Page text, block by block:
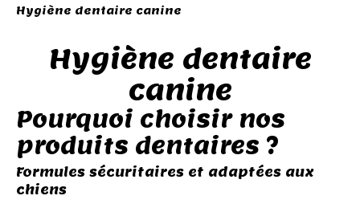
Hygiène dentaire canine
Hygiène dentaire
canine
Pourquoi choisir nos
produits dentaires ?
Formules sécuritaires et adaptées aux
chiens